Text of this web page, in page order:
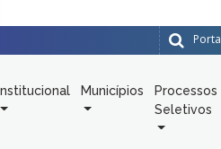
Institucional Municípios
Processos
Seletivos